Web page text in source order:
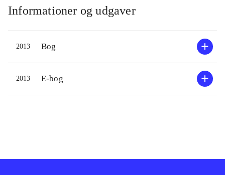
afsnittene: kylling, fisk, kød, hakket
kød, grønt og sødt med opskrifter til
to dage, hvor rester fra dag et giver
et nemt måltid dag to. Opskrifterne er
gennemarbejdede, og det virker
gennemtænkt, at ingrediensernes
sine rester som i Rig på rester. Mad
Informationer og udgaver
2013 Bog
2013 E-bog